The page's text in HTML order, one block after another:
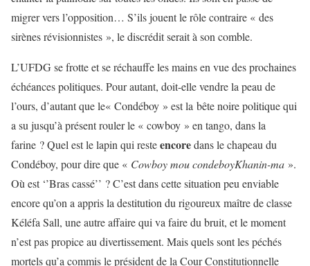
migrer vers l’opposition… S’ils jouent le rôle contraire « des
sirènes révisionnistes », le discrédit serait à son comble.
L’UFDG se frotte et se réchauffe les mains en vue des prochaines
échéances politiques. Pour autant, doit-elle vendre la peau de
l’ours, d’autant que le« Condéboy » est la bête noire politique qui
a su jusqu’à présent rouler le « cowboy » en tango, dans la
farine ? Quel est le lapin qui resteencoredans le chapeau du
Condéboy, pour dire que « Cowboy mou condeboyKhanin-ma ».
Où est ‘’Bras cassé’’ ? C’est dans cette situation peu enviable
encore qu’on a appris la destitution du rigoureux maître de classe
Kéléfa Sall, une autre affaire qui va faire du bruit, et le moment
n’est pas propice au divertissement. Mais quels sont les péchés
mortels qu’a commis le président de la Cour Constitutionnelle